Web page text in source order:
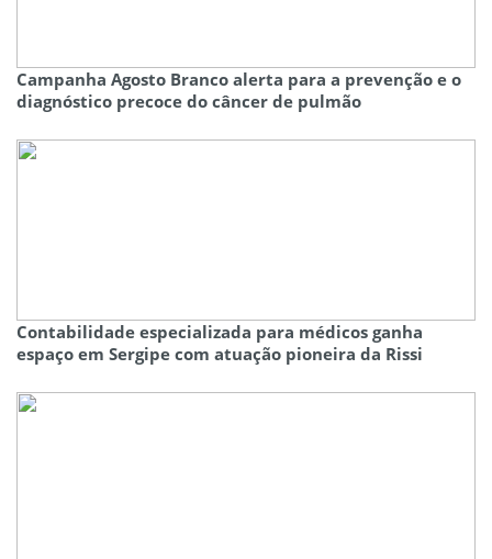
Campanha Agosto Branco alerta para a prevenção e o
diagnóstico precoce do câncer de pulmão
Contabilidade especializada para médicos ganha
espaço em Sergipe com atuação pioneira da Rissi